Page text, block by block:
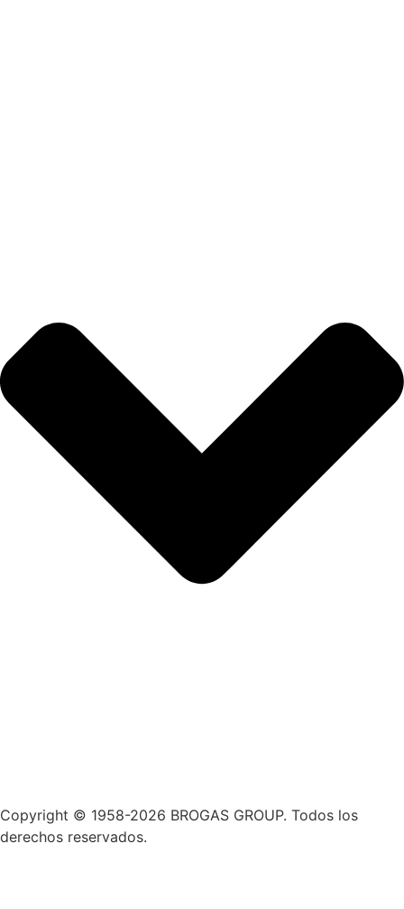
Copyright © 1958-2026 BROGAS GROUP. Todos los
derechos reservados.